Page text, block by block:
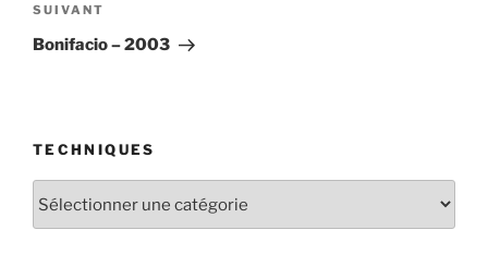
Article
suivant
SUIVANT
Bonifacio – 2003
TECHNIQUES